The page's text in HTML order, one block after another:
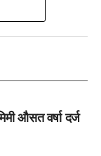
औसत वर्षा दर्ज